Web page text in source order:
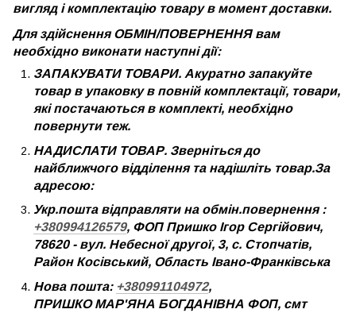
вигляд і комплектацію товару в момент доставки.
Для здійснення ОБМІН/ПОВЕРНЕННЯ вам
необхідно виконати наступні дії:
ЗАПАКУВАТИ ТОВАРИ. Акуратно запакуйте
товар в упаковку в повній комплектації, товари,
які постачаються в комплекті, необхідно
повернути теж.
НАДИСЛАТИ ТОВАР. Зверніться до
найближчого відділення та надішліть товар.За
адресою:
Укр.пошта відправляти на обмін.повернення :
+380994126579, ФОП Пришко Ігор Сергійович,
78620 - вул. Небесної другої, 3, с. Стопчатів,
Район Косівський, Область Івано-Франківська
Нова пошта: +380991104972,
ПРИШКО МАР'ЯНА БОГДАНІВНА ФОП, смт